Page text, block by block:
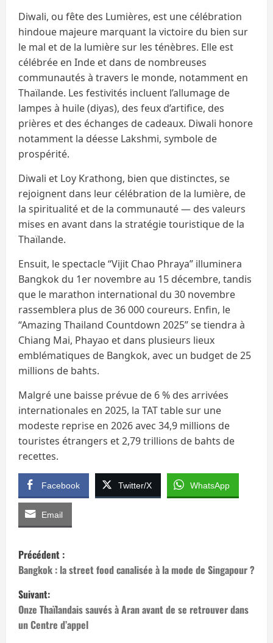
Diwali, ou fête des Lumières, est une célébration
hindoue majeure marquant la victoire du bien sur
le mal et de la lumière sur les ténèbres. Elle est
célébrée en Inde et dans de nombreuses
communautés à travers le monde, notamment en
Thaïlande. Les festivités incluent l’allumage de
lampes à huile (diyas), des feux d’artifice, des
prières et des échanges de cadeaux. Diwali honore
notamment la déesse Lakshmi, symbole de
prospérité.
Diwali et Loy Krathong, bien que distinctes, se
rejoignent dans leur célébration de la lumière, de
la spiritualité et de la communauté — des valeurs
mises en avant dans la stratégie touristique de la
Thaïlande.
Ensuit, le spectacle “Vijit Chao Phraya” illuminera
Bangkok du 1er novembre au 15 décembre, tandis
que le marathon international du 30 novembre
rassemblera plus de 36 000 coureurs. Enfin, le
“Amazing Thailand Countdown 2025” se tiendra à
Chiang Mai, Phayao et dans plusieurs lieux
emblématiques de Bangkok, avec un budget de 25
millions de bahts.
Malgré une baisse prévue de 6 % des arrivées
internationales en 2025, la TAT table sur une
modeste reprise en 2026 avec 34,9 millions de
touristes étrangers et 2,79 trillions de bahts de
recettes.
Facebook Twitter/X WhatsApp
Email
N
a
v
i
Précédent :
Bangkok : la street food canalisée à la mode de Singapour ?
Suivant:
Onze Thaïlandais sauvés à Aran avant de se retrouver dans
un Centre d’appel